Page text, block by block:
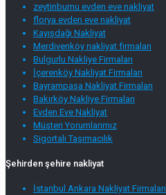
zeytinburnu evden eve nakliyat
florya evden eve nakliyat
Kayışdağı Nakliyat
Merdivenköy nakliyat firmaları
Bulgurlu Nakliye Firmaları
İçerenköy Nakliyat Firmaları
Bayrampaşa Nakliyat Firmaları
Bakırköy Nakliye Firmaları
Evden Eve Nakliyat
Müşteri Yorumlarımız
Sigortalı Taşımacılık
Şehirden şehire nakliyat
İstanbul Ankara Nakliyat Firmaları